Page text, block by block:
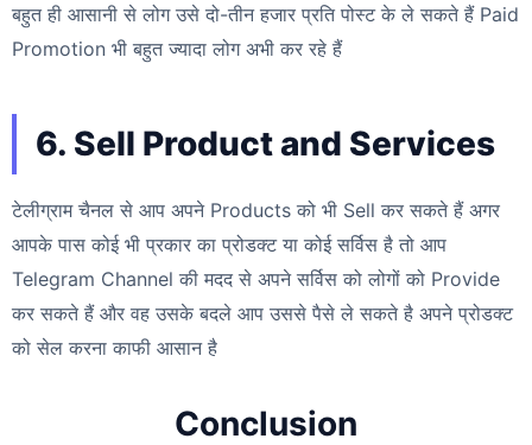
बहुत ही आसानी से लोग उसे दो-तीन हजार प्रति पोस्ट के ले सकते हैं Paid
Promotion भी बहुत ज्यादा लोग अभी कर रहे हैं
6. Sell Product and Services
टेलीग्राम चैनल से आप अपने Products को भी Sell कर सकते हैं अगर
आपके पास कोई भी प्रकार का प्रोडक्ट या कोई सर्विस है तो आप
Telegram Channel की मदद से अपने सर्विस को लोगों को Provide
कर सकते हैं और वह उसके बदले आप उससे पैसे ले सकते है अपने प्रोडक्ट
को सेल करना काफी आसान है
Conclusion